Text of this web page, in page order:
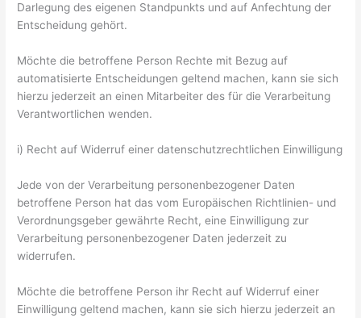
Darlegung des eigenen Standpunkts und auf Anfechtung der
Entscheidung gehört.
Möchte die betroffene Person Rechte mit Bezug auf
automatisierte Entscheidungen geltend machen, kann sie sich
hierzu jederzeit an einen Mitarbeiter des für die Verarbeitung
Verantwortlichen wenden.
i) Recht auf Widerruf einer datenschutzrechtlichen Einwilligung
Jede von der Verarbeitung personenbezogener Daten
betroffene Person hat das vom Europäischen Richtlinien- und
Verordnungsgeber gewährte Recht, eine Einwilligung zur
Verarbeitung personenbezogener Daten jederzeit zu
widerrufen.
Möchte die betroffene Person ihr Recht auf Widerruf einer
Einwilligung geltend machen, kann sie sich hierzu jederzeit an